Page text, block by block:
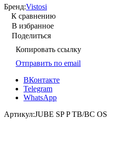
Бренд:Vistosi
К сравнению
В избранное
Поделиться
Копировать ссылку
Отправить по email
ВКонтакте
Telegram
WhatsApp
Артикул:JUBE SP P TB/BC OS